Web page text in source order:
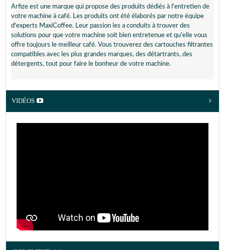
ECAM370.85
ECAM370.95.S
DINAMICA PLUS
ECAM370.95.T
DINAMICA PLUS
ECAM376.95.T
DINAMICA PLUS
FEB3795.T
EC 685
EC 820
EC 850
EC 860
EC 9335
EC680
EC9335
EC9355.BM
EC9355.M
ECAM 23.460.B
ECAM 23.466
ECAM 23.466.B
ECAM 23.466.S
ECAM 23210
ECAM 23210 B
ECAM 23210 SB
ECAM 23210 W
Arfize est une marque qui propose des produits dédiés à l'entretien de
votre machine à café. Les produits ont été élaborés par notre équipe
d'experts MaxiCoffee. Leur passion les a conduits à trouver des
solutions pour que votre machine soit bien entretenue et qu'elle vous
offre toujours le meilleur café. Vous trouverez des cartouches filtrantes
compatibles avec les plus grandes marques, des détartrants, des
détergents, tout pour faire le bonheur de votre machine.
VIDÉOS